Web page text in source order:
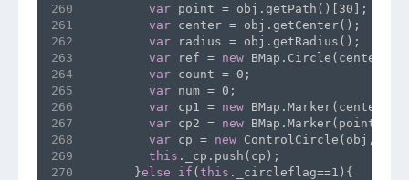
260
261
262
263
264
265
266
267
268
269
270
var point = obj.getPath()[30];
var center = obj.getCenter();
var radius = obj.getRadius();
var ref = new
var count = 0;
var num = 0;
var cp1 = new BMap.Marker(center,
var cp2 = new BMap.Marker(point,
var cp = new
this ._cp.push(cp);
      }
else if (this ._circleflag==1){